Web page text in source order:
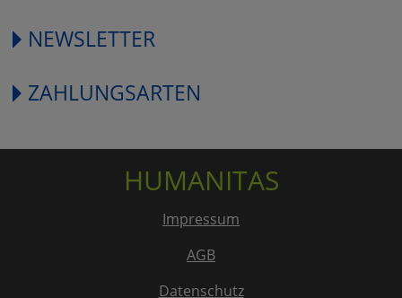
NEWSLETTER
ZAHLUNGSARTEN
HUMANITAS
Impressum
AGB
Datenschutz